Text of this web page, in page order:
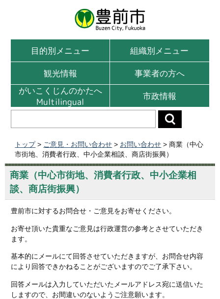
目的別メニュー
組織別メニュー
観光情報
事業者の方へ
がいこくじんのかたへ
Multilingual
市政情報
トップ > ご意見・お問い合わせ > お問い合わせ > 商業（中心
市街地、消費者行政、中小企業相談、商店街振興）
商業（中心市街地、消費者行政、中小企業相
談、商店街振興）
豊前市に対するお問合せ・ご意見をお寄せください。
お寄せ頂いた貴重なご意見は行政運営の参考とさせていただき
ます。
基本的にメールにて回答させていただきますが、お問合せ内容
により回答できかねることがございますのでご了承下さい。
回答メールは入力していただいたメールアドレス宛に送信いた
しますので、お間違いのないようご注意願います。